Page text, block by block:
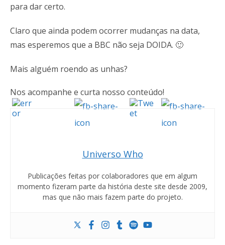
para dar certo.
Claro que ainda podem ocorrer mudanças na data,
mas esperemos que a BBC não seja DOIDA. 🙂
Mais alguém roendo as unhas?
Nos acompanhe e curta nosso conteúdo!
Universo Who
Publicações feitas por colaboradores que em algum
momento fizeram parte da história deste site desde 2009,
mas que não mais fazem parte do projeto.